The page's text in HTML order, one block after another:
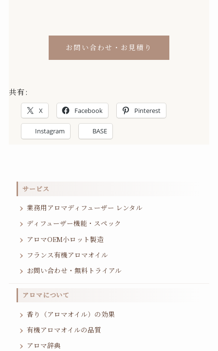
お問い合わせ・お見積り
共有:
X Facebook Pinterest
Instagram BASE
サービス
業務用アロマディフューザー レンタル
ディフューザー機能・スペック
アロマOEM小ロット製造
フランス有機アロマオイル
お問い合わせ・無料トライアル
アロマについて
香り（アロマオイル）の効果
有機アロマオイルの品質
アロマ辞典